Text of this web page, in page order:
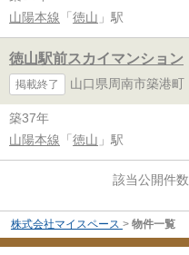
山陽本線 「 徳山 」駅
徳山駅前スカイマンション
掲載終了 山口県周南市築港町
築37年
山陽本線 「 徳山 」駅
該当公開件数
株式会社マイスペース > 物件一覧